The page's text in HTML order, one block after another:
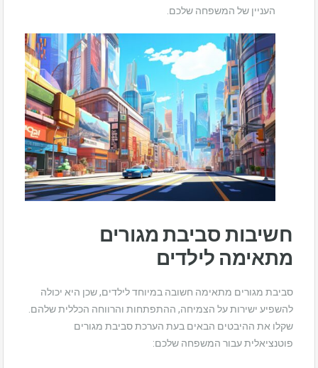
העניין של המשפחה שלכם.
חשיבות סביבת מגורים
מתאימה לילדים
סביבת מגורים מתאימה חשובה במיוחד לילדים, שכן היא יכולה
להשפיע ישירות על הצמיחה, ההתפתחות והרווחה הכללית שלהם.
שקלו את ההיבטים הבאים בעת הערכת סביבת מגורים
פוטנציאלית עבור המשפחה שלכם: